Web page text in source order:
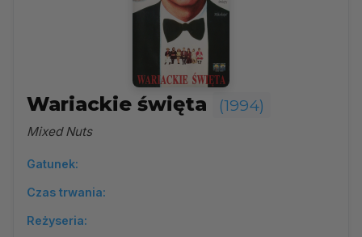
Wariackie święta (1994)
Mixed Nuts
Gatunek:
Czas trwania:
Reżyseria: